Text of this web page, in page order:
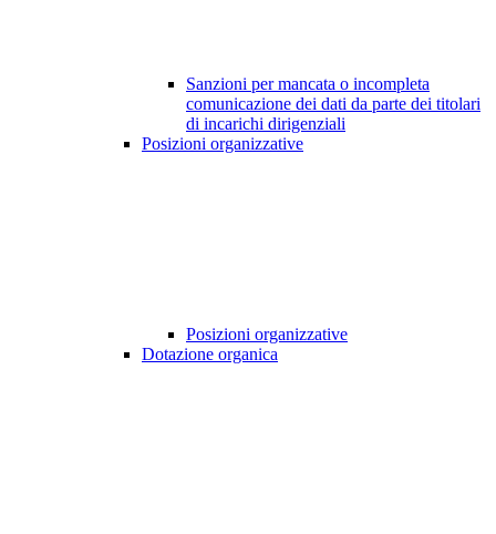
Sanzioni per mancata o incompleta
comunicazione dei dati da parte dei titolari
di incarichi dirigenziali
Posizioni organizzative
Posizioni organizzative
Dotazione organica